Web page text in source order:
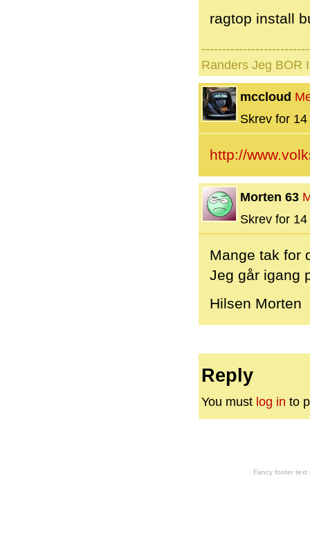
ragtop install
Randers Jeg BOR
mccloud
Skrev for
http://
Morten 63
Skrev for
Mange tak for
Jeg går igang
Hilsen Morten
Reply
You must log in to
Fancy footer